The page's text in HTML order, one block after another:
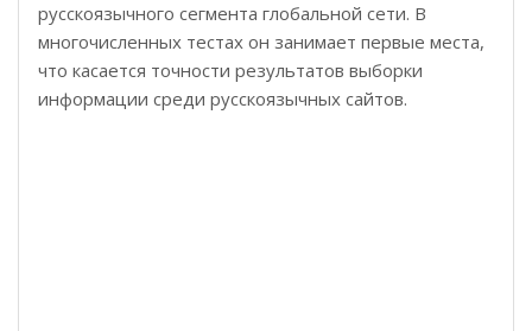
русскоязычного сегмента глобальной сети. В
многочисленных тестах он занимает первые места,
что касается точности результатов выборки
информации среди русскоязычных сайтов.